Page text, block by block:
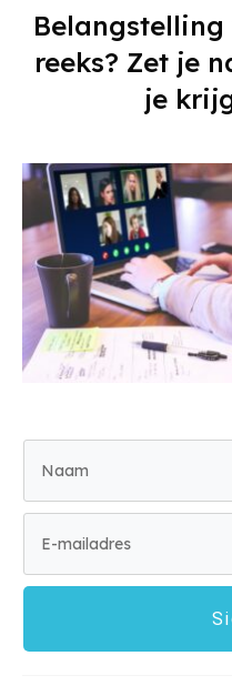
reeks? Zet je
je